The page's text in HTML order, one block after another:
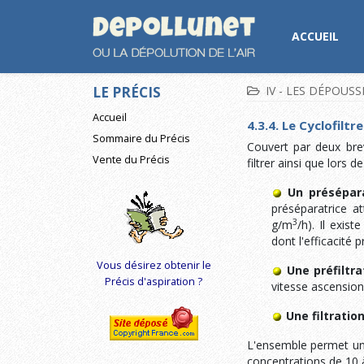
ACCUEIL
LE PRÉCIS
Accueil
Sommaire du Précis
Vente du Précis
Vous désirez obtenir le
Précis d'aspiration ?
IV - LES
4.3.4. Le
Couvert par deux
filtrer ainsi que lors
Un
préséparatrice
g/m3/h). Il
dont l'efficacité
Une
vitesse
Une
L'ensemble permet